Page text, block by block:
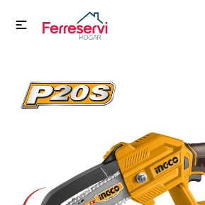

Electrodomésticos